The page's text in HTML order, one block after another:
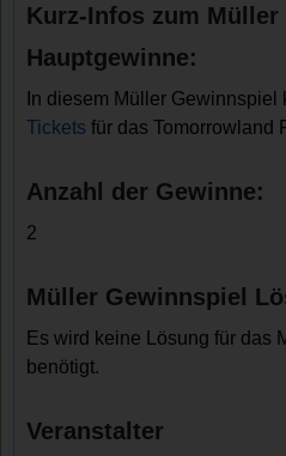
Kurz-Infos zum Müller
Hauptgewinne:
In diesem Müller Gewinnspiel
Tickets für das Tomorrowland
Anzahl der Gewinne:
2
Müller Gewinnspiel
Es wird keine Lösung für das
benötigt.
Veranstalter